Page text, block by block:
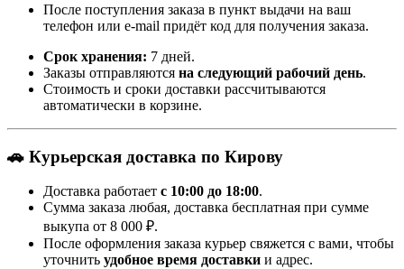
После поступления заказа в пункт выдачи на ваш
телефон или e-mail придёт код для получения заказа.
Срок хранения: 7 дней.
Заказы отправляются на следующий рабочий день.
Стоимость и сроки доставки рассчитываются
автоматически в корзине.
🚗 Курьерская доставка по Кирову
Доставка работает с 10:00 до 18:00.
Сумма заказа любая, доставка бесплатная при сумме
выкупа от 8 000 ₽.
После оформления заказа курьер свяжется с вами, чтобы
уточнить удобное время доставки и адрес.